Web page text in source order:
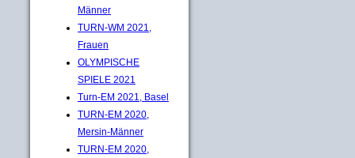
Männer
TURN-WM 2021,
Frauen
OLYMPISCHE
SPIELE 2021
Turn-EM 2021, Basel
TURN-EM 2020,
Mersin-Männer
TURN-EM 2020,